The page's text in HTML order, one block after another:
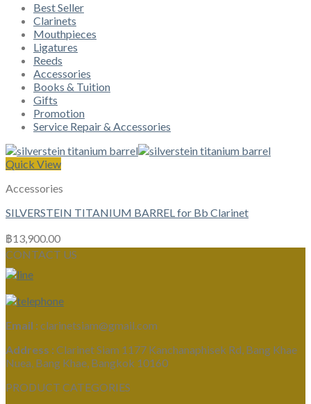
Best Seller
Clarinets
Mouthpieces
Ligatures
Reeds
Accessories
Books & Tuition
Gifts
Promotion
Service Repair & Accessories
Quick View
Accessories
SILVERSTEIN TITANIUM BARREL for Bb Clarinet
฿13,900.00
CONTACT US
Email : clarinetsiam@gmail.com
Address : Clarinet Siam 1177 Kanchanaphisek Rd, Bang Khae
Nuea, Bang Khae, Bangkok 10160
PRODUCT CATEGORIES